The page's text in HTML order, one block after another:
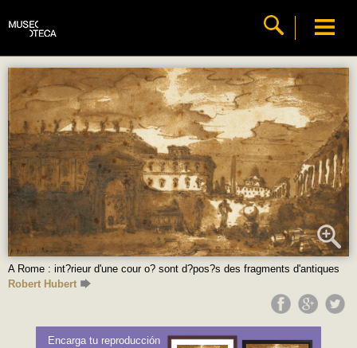
A Rome : int?rieur d'une cour o? sont d?pos?s des fragments d'antiques
Robert Hubert
Encarga tu reproducción